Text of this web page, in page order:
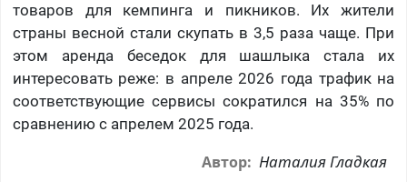
товаров для кемпинга и пикников. Их жители
страны весной стали скупать в 3,5 раза чаще. При
этом аренда беседок для шашлыка стала их
интересовать реже: в апреле 2026 года трафик на
соответствующие сервисы сократился на 35% по
сравнению с апрелем 2025 года.
Автор: Наталия Гладкая